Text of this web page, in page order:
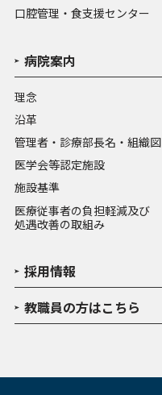
口腔管理・食支援センター
病院案内
理念
沿革
管理者・診療部長名・組織図
医学会等認定施設
施設基準
医療従事者の負担軽減及び
処遇改善の取組み
採用情報
教職員の方はこちら